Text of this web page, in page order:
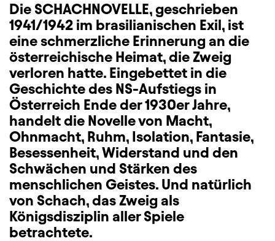
Die SCHACHNOVELLE, geschrieben
1941/1942 im brasilianischen Exil, ist
eine schmerzliche Erinnerung an die
österreichische Heimat, die Zweig
verloren hatte. Eingebettet in die
Geschichte des NS-Aufstiegs in
Österreich Ende der 1930er Jahre,
handelt die Novelle von Macht,
Ohnmacht, Ruhm, Isolation, Fantasie,
Besessenheit, Widerstand und den
Schwächen und Stärken des
menschlichen Geistes. Und natürlich
von Schach, das Zweig als
Königsdisziplin aller Spiele
betrachtete.